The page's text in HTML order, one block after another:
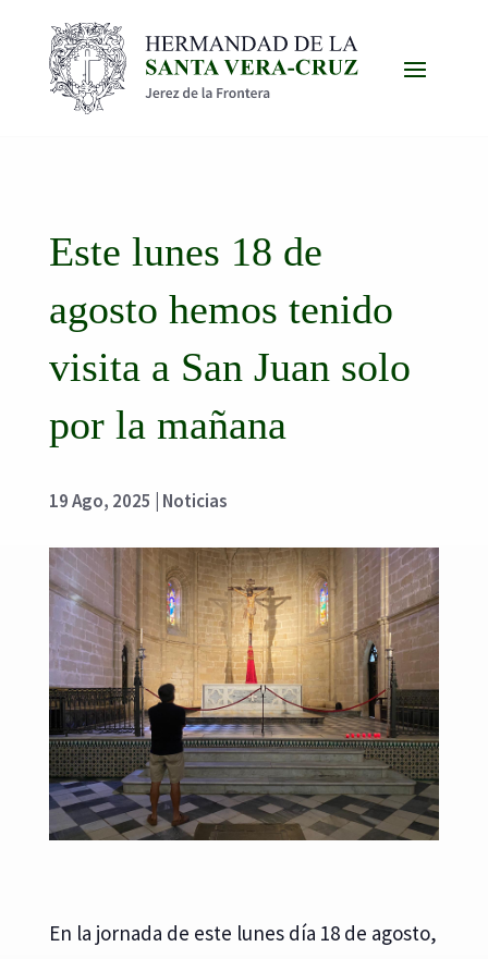
Este lunes 18 de
agosto hemos tenido
visita a San Juan solo
por la mañana
19 Ago, 2025 Noticias
En la jornada de este lunes día 18 de agosto,